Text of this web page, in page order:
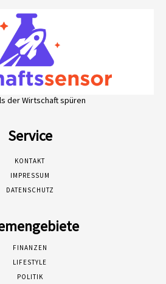
der Wirtschaft spüren
Service
KONTAKT
IMPRESSUM
DATENSCHUTZ
FINANZEN
LIFESTYLE
POLITIK